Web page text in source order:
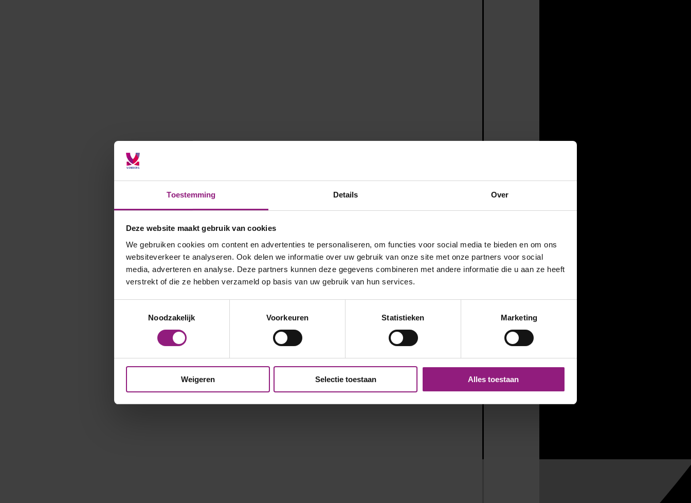
Toestemming Details Over
Deze website maakt gebruik van cookies
We gebruiken cookies om content en advertenties te personaliseren, om functies voor social media te bieden en om ons
websiteverkeer te analyseren. Ook delen we informatie over uw gebruik van onze site met onze partners voor social
media, adverteren en analyse. Deze partners kunnen deze gegevens combineren met andere informatie die u aan ze heeft
verstrekt of die ze hebben verzameld op basis van uw gebruik van hun services.
Noodzakelijk
Voorkeuren Statistieken Marketing
Weigeren Selectie toestaan Alles toestaan